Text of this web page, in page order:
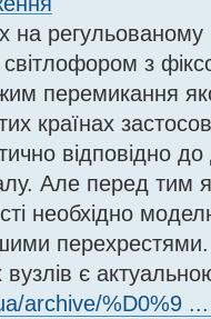
на
з
перемикання
країнах
відповідно
Але перед тим
необхідно
є
archive/%D0%9